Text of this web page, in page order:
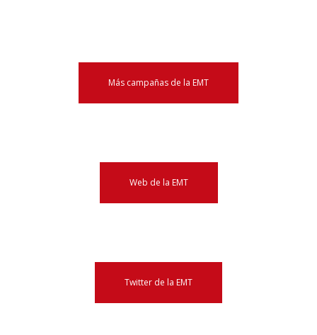
Más campañas de la EMT
Web de la EMT
Twitter de la EMT